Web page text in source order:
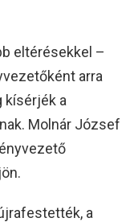
eltérésekkel –
arra
kísérjék a
Molnár József
a